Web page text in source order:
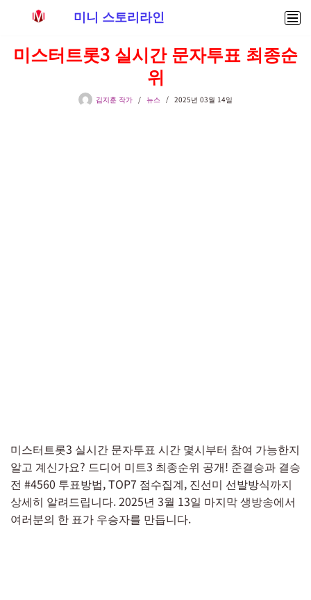
텐
미니 스토리라인
미스터트롯3 실시간 문자투표 최종순
위
김지훈 작가 뉴스 2025년 03월 14일
미스터트롯3 실시간 문자투표 시간 몇시부터 참여 가능한지
알고 계신가요? 드디어 미트3 최종순위 공개! 준결승과 결승
전 #4560 투표방법, TOP7 점수집계, 진선미 선발방식까지
상세히 알려드립니다. 2025년 3월 13일 마지막 생방송에서
여러분의 한 표가 우승자를 만듭니다.